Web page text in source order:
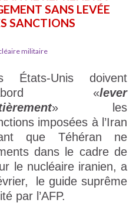
SANS LEVÉE
SANCTIONS
militaire
États-Unis doivent
«lever
» les
imposées à l’Iran
que Téhéran ne
dans le cadre de
le nucléaire iranien, a
le guide suprême
par l’AFP.